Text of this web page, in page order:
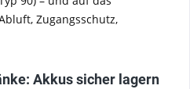
Zugangsschutz,
Akkus sicher lagern